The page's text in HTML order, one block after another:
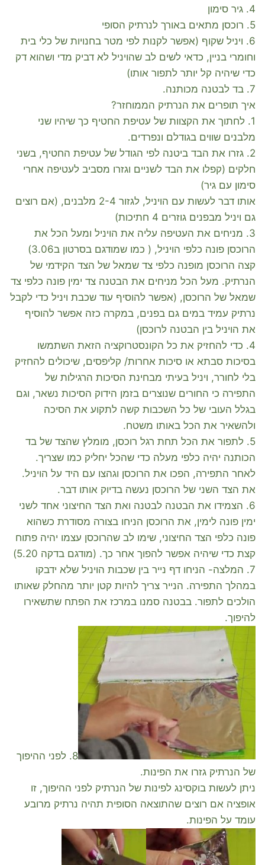
4. גיר סימון
5. רוכסן מתאים באורך לנרתיק הסופי
6. ויניל שקוף (אפשר לקנות לפי מטר בחנויות של כלי בית
וחומרי בניין, כדאי לשים לב שהויניל לא דביק מדי ושהוא דק
כדי שיהיה קל יותר לתפור אותו)
7. בד לבטנה מכותנה.
איך תופרים את הנרתיק הממוחזר?
1. לחתוך את הקצוות של עטיפת החטיף כך שיהיו שני
מלבנים שווים בגודלם ונפרדים.
2. גזרו את הבד ביטנה לפי הגודל של עטיפת החטיף, בשני
חלקים (קפלו את הבד לשניים וגזרו מסביב לעטיפה אחרי
סימון עם גיר)
אותו דבר לעשות עם הויניל, לגזור 2-4 מלבנים, (אם רוצים
גם ויניל מבפנים גוזרים 4 חתיכות)
3. מניחים את העטיפה עליה את הויניל ומעל הכל את
הרוכסן פונה כלפי הויניל, ( כמו שמודגם בסרטון ב3.06)
קצה הרוכסן מופנה כלפי צד שמאל של הצד הקידמי של
הנרתיק. מעל הכל מניחים את הבטנה צד ימין פונה כלפי צד
שמאל של הרוכסן, (אפשר להוסיף עוד שכבת ויניל כדי לקבל
נרתיק עמיד במים גם בפנים, במקרה כזה אפשר להוסיף
את הויניל בין הבטנה לרוכסן)
4. כדי להחזיק את כל הקונסטרוקציה הזאת השתמשו
בסיכות סבתא או סיכות אחרות/ קליפסים, שיכולים להחזיק
בלי לחורר, ויניל בעיתי מבחינת הסיכות הרגילות של
התפירה כי החורים שנוצרים בזמן הידוק הסיכות נשאר, וגם
בגלל העובי של כל השכבות קשה לתקוע את הסיכה
ולהשאיר את הכל באותו משטח.
5. לתפור את הכל תחת רגל רוכסן, מומלץ שהצד של בד
הכותנה יהיה כלפי מעלה כדי שהכל יחליק כמו שצריך.
לאחר התפירה, הפכו את הרוכסן וגהצו עם היד על הויניל.
את הצד השני של הרוכסן נעשה בדיוק אותו דבר.
6. הצמידו את הבטנה לבטנה ואת הצד החיצוני אחד לשני
ימין פונה לימין, את הרוכסן הניחו בצורה מסודרת כשהוא
פונה כלפי הצד החיצוני, שימו לב שהרוכסן עצמו יהיה פתוח
קצת כדי שיהיה אפשר להפוך אחר כך. (מודגם בדקה 5.20)
7. המלצה- הניחו דף נייר בין שכבות הויניל שלא ידבקו
במהלך התפירה. הנייר צריך להיות קטן יותר מהחלק שאותו
הולכים לתפור. בבטנה סמנו במרכז את הפתח שתשאירו
להיפוך.
8. לפני ההיפוך
של הנרתיק גזרו את הפינות.
ניתן לעשות בוקסינג לפינות של הנרתיק לפני ההיפוך, זו
אופציה אם רוצים שהתוצאה הסופית תהיה נרתיק מרובע
עומד על הפינות.